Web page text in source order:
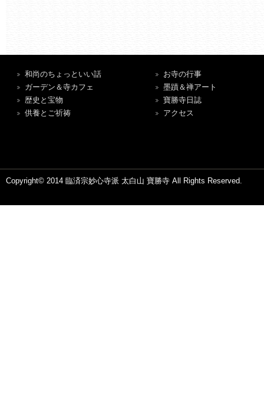
和尚のちょっといい話
ガーデン＆寺カフェ
歴史と宝物
供養とご祈祷
お寺の行事
墨蹟＆禅アート
寶勝寺日誌
アクセス
Copyright© 2014 臨済宗妙心寺派 太白山 寶勝寺 All Rights Reserved.